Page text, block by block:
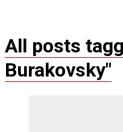
All posts
Burakovsky"